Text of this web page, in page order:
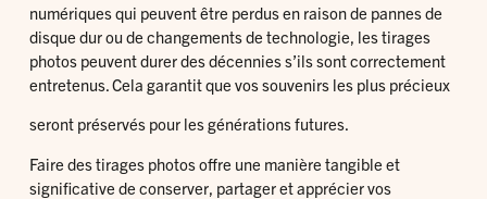
numériques qui peuvent être perdus en raison de pannes de
disque dur ou de changements de technologie, les tirages
photos peuvent durer des décennies s’ils sont correctement
entretenus. Cela garantit que vos souvenirs les plus précieux
seront préservés pour les générations futures.
Faire des tirages photos offre une manière tangible et
significative de conserver, partager et apprécier vos